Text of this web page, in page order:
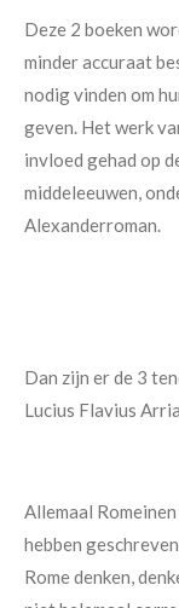
Deze 2 boeken
minder accuraat
nodig vinden om
geven. Het werk
invloed gehad op
middeleeuwen,
Alexanderroman.
Dan zijn er de 3
Lucius Flavius
Allemaal
hebben
Rome denken,